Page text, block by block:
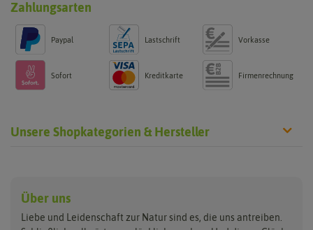
Zahlungsarten
Paypal Lastschrift Vorkasse
Sofort Kreditkarte Firmenrechnung
Unsere Shopkategorien & Hersteller
Anzuchtschalen
Beleuchtung
Keimsprossen
Benary
Über uns
Liebe und Leidenschaft zur Natur sind es, die uns antreiben.